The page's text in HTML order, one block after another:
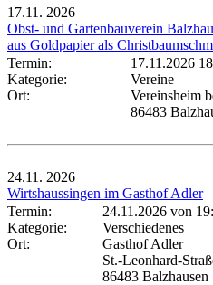
17.11. 2026
Obst- und Gartenbauverein
aus Goldpapier als
Termin:
17.11.2026
Kategorie:
Vereine
Ort:
Vereinsheim
86483
24.11. 2026
Wirtshaussingen im Gasthof Adler
Termin:
24.11.2026 von
Kategorie:
Verschiedenes
Ort:
Gasthof Adler
St.-Leonhard-
86483 Balzhausen